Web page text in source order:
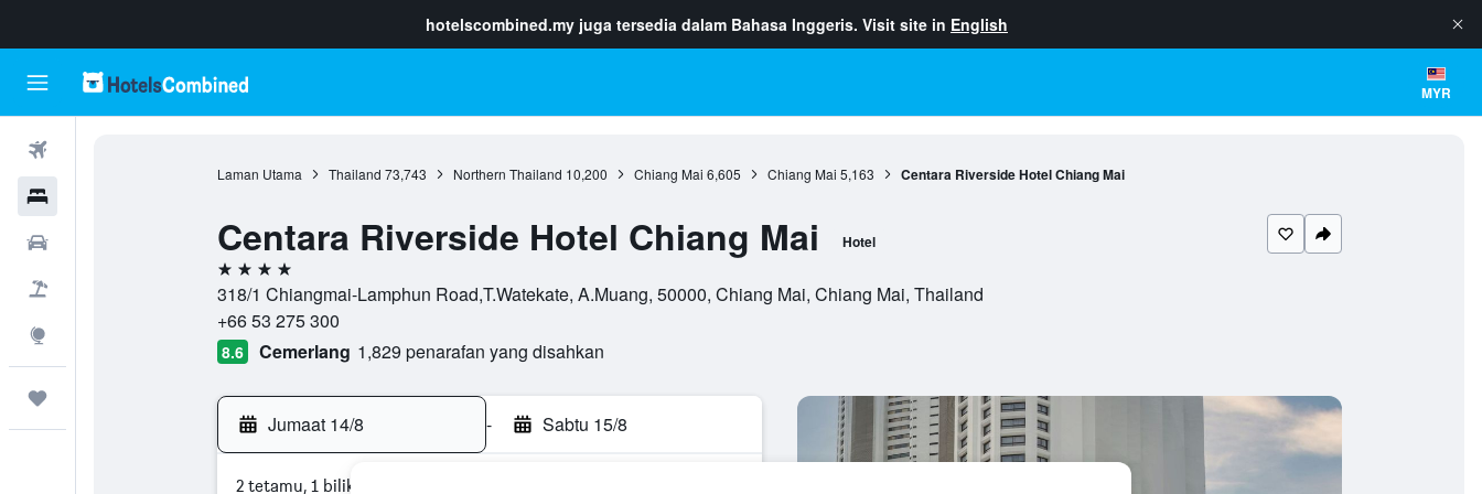
hotelscombined.my juga tersedia dalam Bahasa Inggeris. Visit site in English
MYR
Laman Utama Thailand 73,743 Northern Thailand 10,200 Chiang Mai 6,605 Chiang Mai 5,163 Centara Riverside Hotel Chiang Mai
Centara Riverside Hotel Chiang Mai Hotel
4 bintang
318/1 Chiangmai-Lamphun Road,T.Watekate, A.Muang, 50000, Chiang Mai, Chiang Mai, Thailand
+66 53 275 300
8.6 Cemerlang 1,829 penarafan yang disahkan
Jumaat 14/8 - Sabtu 15/8
2 tetamu, 1 bilik